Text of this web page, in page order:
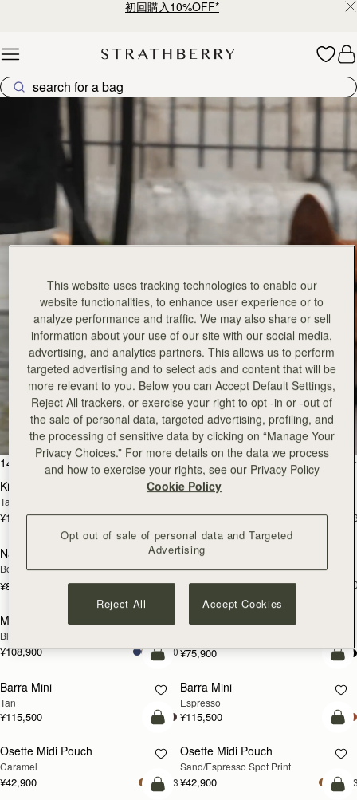
初回購入10%OFF*
ストラスベリーのバッグコレクション – 上質なクラフトマン
全ての商品を見る
スペインで丁寧に手作りされています
146点のアイテム
絞り込み・並べ替え：
カートに追加
Kite Hobo
Tan Suede
¥115,500 +8
Kite Hobo
¥115,500
Nano Tote
Bottle Green
¥82,500
Mosaic Bag
Caramel
¥108,900
Mosaic Bag
Black
¥108,900 +10
Charlotte Drawstring
¥75,900
カートに追加
Barra Mini
Tan
¥115,500
カ
Barra Mini
Espresso
¥115,500
カートに追加
Osette Midi Pouch
Caramel
¥42,900 +3
カ
Osette Midi Pouch
Sand/Espresso Spot Print
¥42,900
カートに追加
カ
This website uses tracking technologies to enable our
website functionalities, to enhance user experience or to
analyze performance and traffic. We may also share or sell
information about your use of our site with our social media,
advertising, and analytics partners. This allows us to perform
targeted advertising and to select ads and content that will be
more relevant to you. Below you can Accept Default Settings,
Reject All trackers, or exercise your right to opt -in or -out of
the sale of personal data, targeted advertising, profiling, and
the processing of sensitive data by clicking on “Manage Your
Privacy Choices.” For more details on the data we process
and how to exercise your rights, see our Privacy Policy
Cookie Policy
Opt out of sale of personal data and Targeted
Advertising
Reject All Accept Cookies